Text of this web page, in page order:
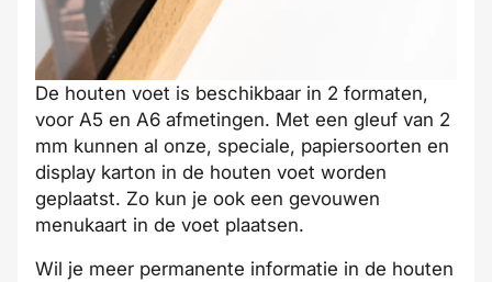
De houten voet is beschikbaar in 2 formaten,
voor A5 en A6 afmetingen. Met een gleuf van 2
mm kunnen al onze, speciale, papiersoorten en
display karton in de houten voet worden
geplaatst. Zo kun je ook een gevouwen
menukaart in de voet plaatsen.
Wil je meer permanente informatie in de houten